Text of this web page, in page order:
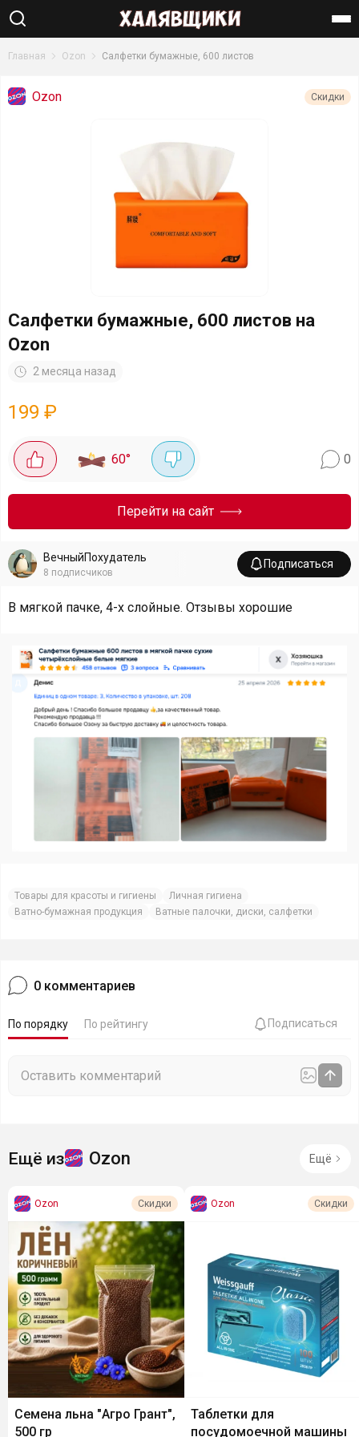
Главная Ozon Салфетки бумажные, 600 листов
Ozon Скидки
Салфетки бумажные, 600 листов на
Ozon
2 месяца назад
199 ₽
60° 0
Перейти на сайт
ВечныйПохудатель
8 подписчиков
Подписаться
В мягкой пачке, 4-х слойные. Отзывы хорошие
Товары для красоты и гигиены
Личная гигиена
Ватно-бумажная продукция
Ватные палочки, диски, салфетки
0 комментариев
По порядку По рейтингу Подписаться
Ещё из Ozon Ещё
Ozon Скидки
Семена льна "Агро Грант",
500 гр
Ozon Скидки
Таблетки для
посудомоечной машины